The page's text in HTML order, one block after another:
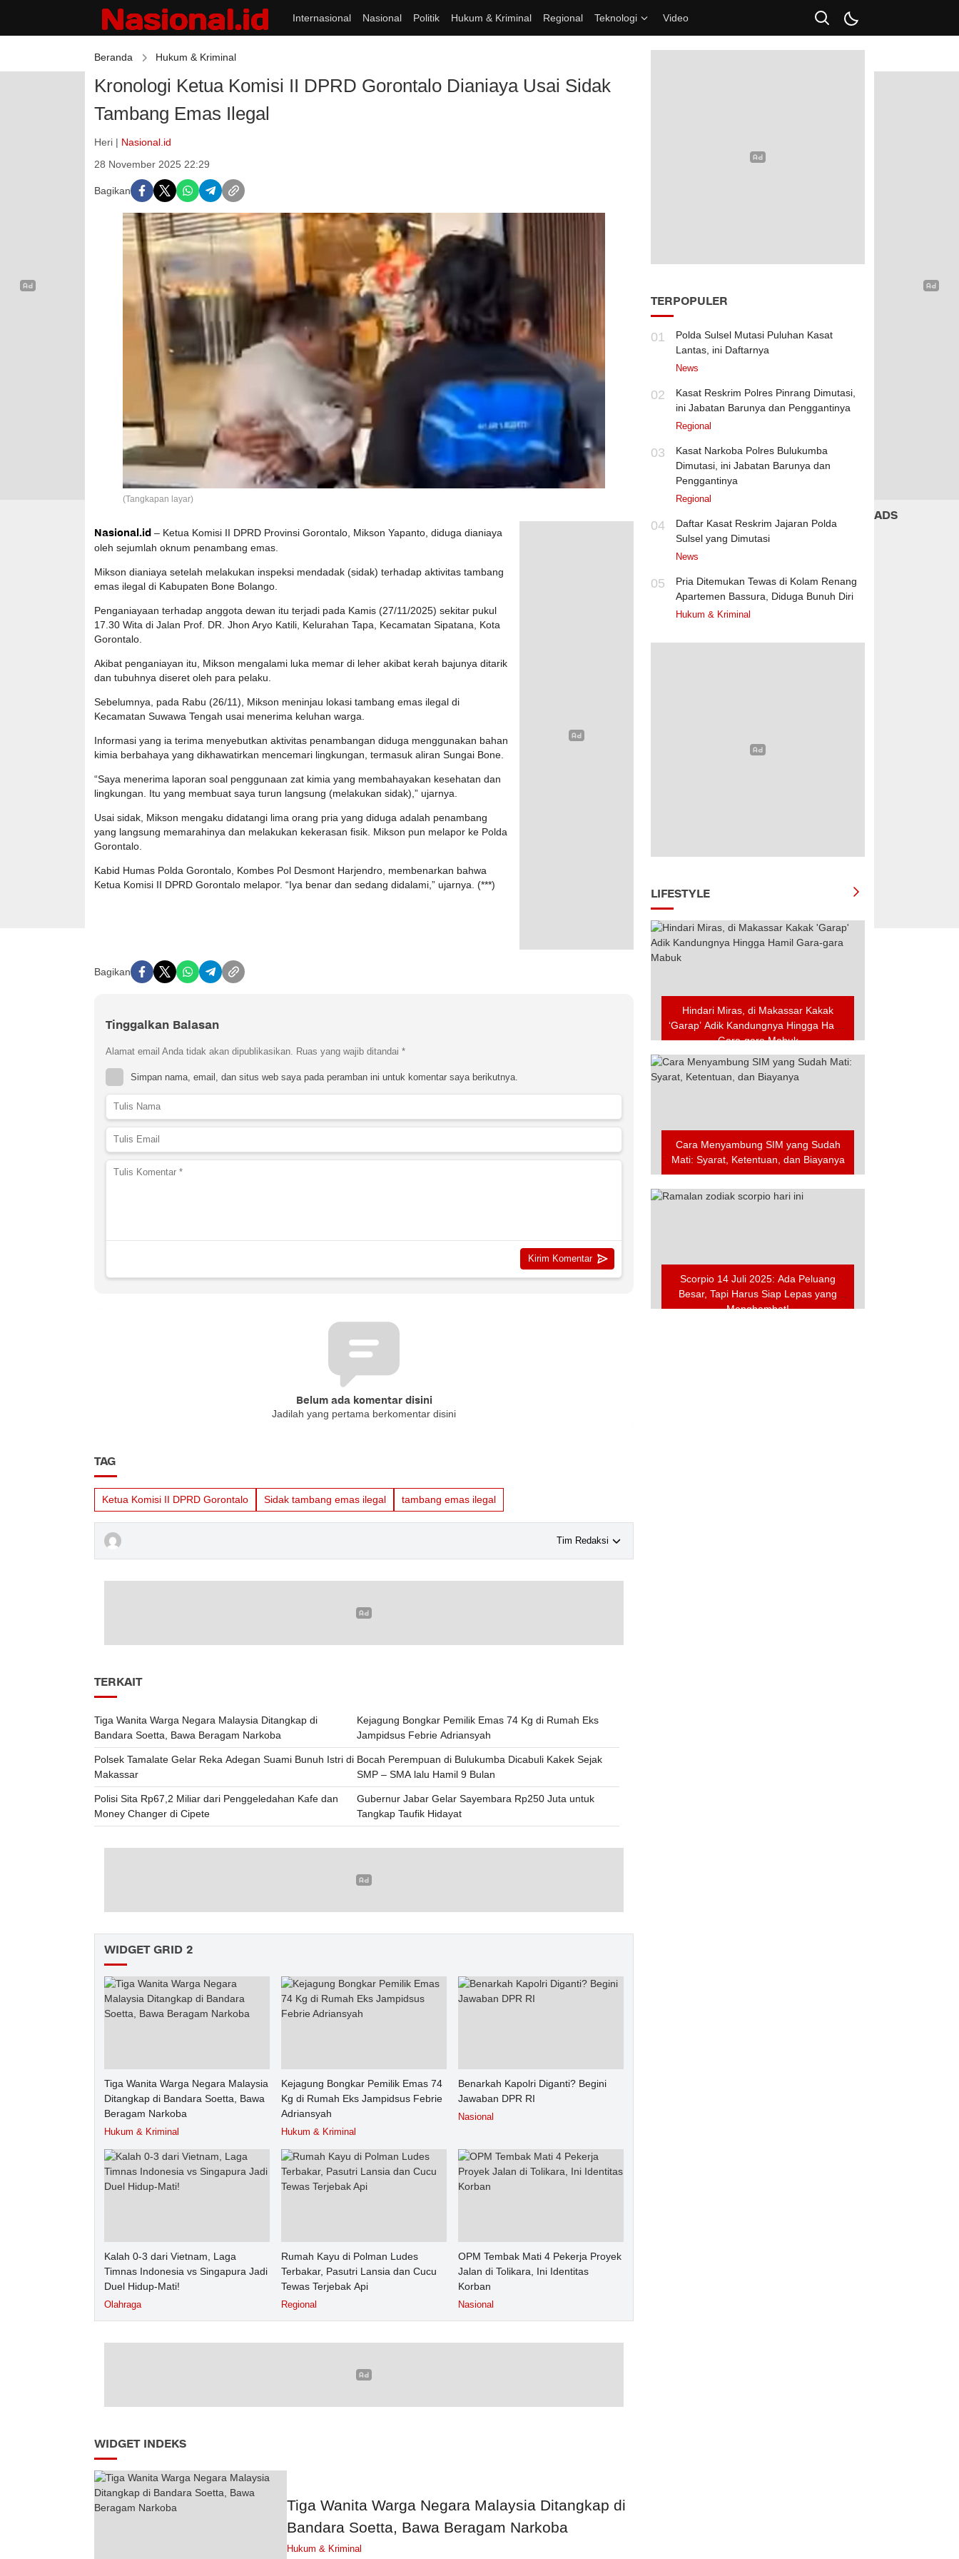
Internasional Nasional Politik Hukum & Kriminal Regional Teknologi Video
Beranda Hukum & Kriminal
Kronologi Ketua Komisi II DPRD Gorontalo Dianiaya Usai Sidak
Tambang Emas Ilegal
Heri | Nasional.id
28 November 2025 22:29
Bagikan
(Tangkapan layar)
Nasional.id – Ketua Komisi II DPRD Provinsi Gorontalo, Mikson Yapanto, diduga dianiaya
oleh sejumlah oknum penambang emas.
Mikson dianiaya setelah melakukan inspeksi mendadak (sidak) terhadap aktivitas tambang
emas ilegal di Kabupaten Bone Bolango.
Penganiayaan terhadap anggota dewan itu terjadi pada Kamis (27/11/2025) sekitar pukul
17.30 Wita di Jalan Prof. DR. Jhon Aryo Katili, Kelurahan Tapa, Kecamatan Sipatana, Kota
Gorontalo.
Akibat penganiayan itu, Mikson mengalami luka memar di leher akibat kerah bajunya ditarik
dan tubuhnya diseret oleh para pelaku.
Sebelumnya, pada Rabu (26/11), Mikson meninjau lokasi tambang emas ilegal di
Kecamatan Suwawa Tengah usai menerima keluhan warga.
Informasi yang ia terima menyebutkan aktivitas penambangan diduga menggunakan bahan
kimia berbahaya yang dikhawatirkan mencemari lingkungan, termasuk aliran Sungai Bone.
“Saya menerima laporan soal penggunaan zat kimia yang membahayakan kesehatan dan
lingkungan. Itu yang membuat saya turun langsung (melakukan sidak),” ujarnya.
Usai sidak, Mikson mengaku didatangi lima orang pria yang diduga adalah penambang
yang langsung memarahinya dan melakukan kekerasan fisik. Mikson pun melapor ke Polda
Gorontalo.
Kabid Humas Polda Gorontalo, Kombes Pol Desmont Harjendro, membenarkan bahwa
Ketua Komisi II DPRD Gorontalo melapor. “Iya benar dan sedang didalami,” ujarnya. (***)
Bagikan
Tinggalkan Balasan
Alamat email Anda tidak akan dipublikasikan. Ruas yang wajib ditandai *
Simpan nama, email, dan situs web saya pada peramban ini untuk komentar saya berikutnya.
Belum ada komentar disini
Jadilah yang pertama berkomentar disini
TAG
Ketua Komisi II DPRD Gorontalo Sidak tambang emas ilegal tambang emas ilegal
Tim Redaksi
TERKAIT
Tiga Wanita Warga Negara Malaysia Ditangkap di
Bandara Soetta, Bawa Beragam Narkoba
Kejagung Bongkar Pemilik Emas 74 Kg di Rumah Eks
Jampidsus Febrie Adriansyah
Polsek Tamalate Gelar Reka Adegan Suami Bunuh Istri di
Makassar
Bocah Perempuan di Bulukumba Dicabuli Kakek Sejak
SMP – SMA lalu Hamil 9 Bulan
Polisi Sita Rp67,2 Miliar dari Penggeledahan Kafe dan
Money Changer di Cipete
Gubernur Jabar Gelar Sayembara Rp250 Juta untuk
Tangkap Taufik Hidayat
WIDGET GRID 2
Tiga Wanita Warga Negara Malaysia
Ditangkap di Bandara Soetta, Bawa
Beragam Narkoba
Hukum & Kriminal
Kejagung Bongkar Pemilik Emas 74
Kg di Rumah Eks Jampidsus Febrie
Adriansyah
Hukum & Kriminal
Benarkah Kapolri Diganti? Begini
Jawaban DPR RI
Nasional
Kalah 0-3 dari Vietnam, Laga
Timnas Indonesia vs Singapura Jadi
Duel Hidup-Mati!
Olahraga
Rumah Kayu di Polman Ludes
Terbakar, Pasutri Lansia dan Cucu
Tewas Terjebak Api
Regional
OPM Tembak Mati 4 Pekerja Proyek
Jalan di Tolikara, Ini Identitas
Korban
Nasional
WIDGET INDEKS
Tiga Wanita Warga Negara Malaysia Ditangkap di
Bandara Soetta, Bawa Beragam Narkoba
Hukum & Kriminal
TERPOPULER
01
Polda Sulsel Mutasi Puluhan Kasat
Lantas, ini Daftarnya
News
02
Kasat Reskrim Polres Pinrang Dimutasi,
ini Jabatan Barunya dan Penggantinya
Regional
03
Kasat Narkoba Polres Bulukumba
Dimutasi, ini Jabatan Barunya dan
Penggantinya
Regional
04
Daftar Kasat Reskrim Jajaran Polda
Sulsel yang Dimutasi
News
05
Pria Ditemukan Tewas di Kolam Renang
Apartemen Bassura, Diduga Bunuh Diri
Hukum & Kriminal
LIFESTYLE
Hindari Miras, di Makassar Kakak
‘Garap’ Adik Kandungnya Hingga Hamil
Gara-gara Mabuk
Cara Menyambung SIM yang Sudah
Mati: Syarat, Ketentuan, dan Biayanya
Scorpio 14 Juli 2025: Ada Peluang
Besar, Tapi Harus Siap Lepas yang
Menghambat!
ADS